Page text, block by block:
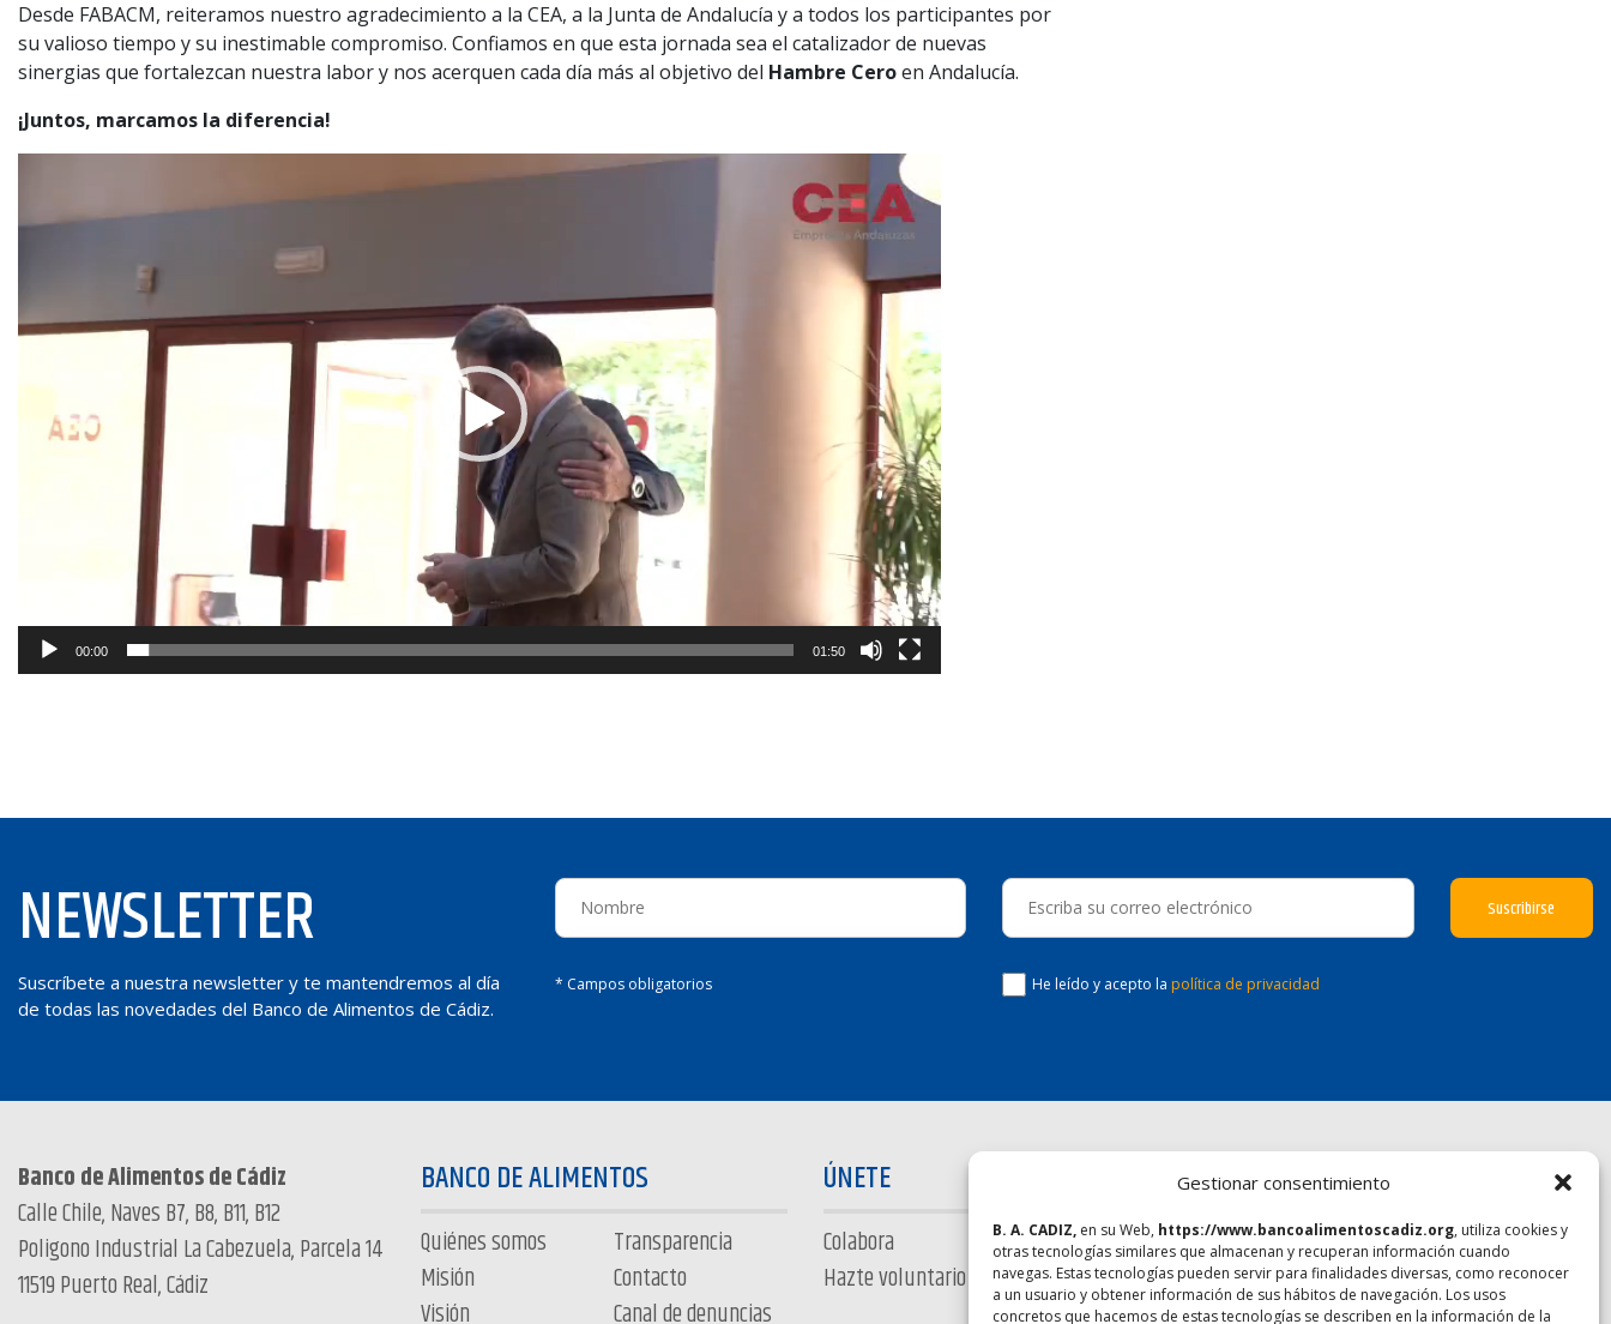
Gestionar consentimiento
B. A. CADIZ, en su Web, https://www.bancoalimentoscadiz.org, utiliza cookies y
otras tecnologías similares que almacenan y recuperan información cuando
navegas. Estas tecnologías pueden servir para finalidades diversas, como reconocer
a un usuario y obtener información de sus hábitos de navegación. Los usos
concretos que hacemos de estas tecnologías se describen en la información de la
Desde FABACM, reiteramos nuestro agradecimiento a la CEA, a la Junta de Andalucía y a todos los participantes por
su valioso tiempo y su inestimable compromiso. Confiamos en que esta jornada sea el catalizador de nuevas
sinergias que fortalezcan nuestra labor y nos acerquen cada día más al objetivo del Hambre Ceroen Andalucía.
¡Juntos, marcamos la diferencia!
vídeo
00:00 01:50
NEWSLETTER
Suscríbete a nuestra newsletter y te mantendremos al día
de todas las novedades del Banco de Alimentos de Cádiz.
* Campos obligatorios He leído y acepto lapolítica de privacidad
Banco de Alimentos de Cádiz
Calle Chile, Naves B7, B8, B11, B12
Poligono Industrial La Cabezuela, Parcela 14
11519 Puerto Real, Cádiz
BANCO DE ALIMENTOS
Quiénes somos
Misión
Visión
Transparencia
Contacto
Canal de denuncias
ÚNETE
Colabora
Hazte voluntario
PROYECTOS
Empleo y formación
Ayuda a desfavorecidos
FEGA Frutas y hortalizas
Yo no lo tiro
Aprender comiendo
Cocina de aprovechamiento